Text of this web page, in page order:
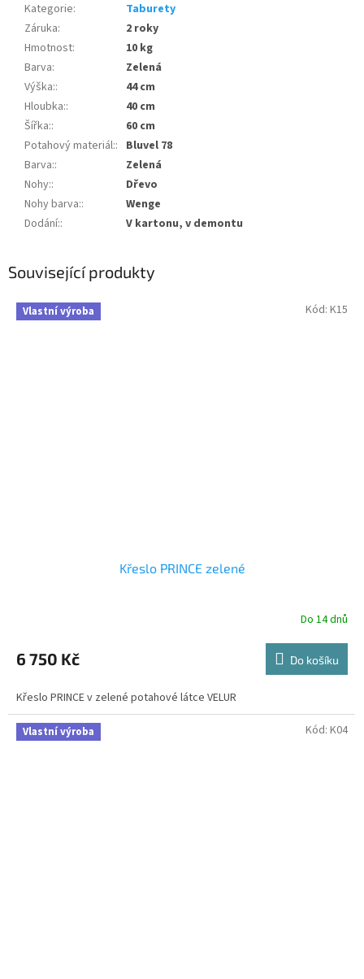
Kategorie:
Taburety
Záruka:
2 roky
Hmotnost:
10 kg
Barva:
Zelená
Výška::
44 cm
Hloubka::
40 cm
Šířka::
60 cm
Potahový materiál:: Bluvel 78
Barva::
Zelená
Nohy::
Dřevo
Nohy barva::
Wenge
Dodání:: V kartonu, v demontu
Související produkty
Vlastní výroba
Křeslo PRINCE zelené
Do 14 dnů
6 750 Kč Do košíku
Křeslo PRINCE v zelené potahové látce VELUR
Kód: K15
Vlastní výroba Kód: K04